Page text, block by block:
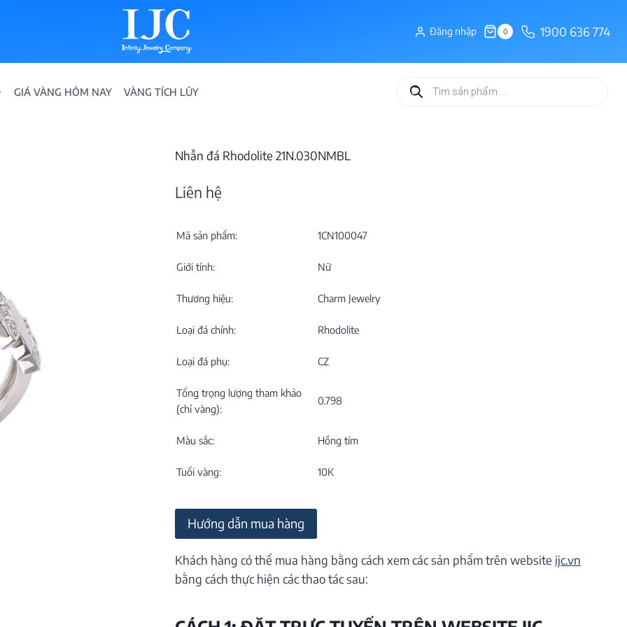
Đăng nhập 0 1900 636 774
GIÁ VÀNG HÔM NAY VÀNG TÍCH LŨY
Tìm
kiếm
Nhẫn đá Rhodolite 21N.030NMBL
Liên hệ
Mã sản phẩm: 1CN100047
Giới tính: Nữ
Thương hiệu: Charm Jewelry
Loại đá chính: Rhodolite
Loại đá phụ: CZ
Tổng trọng lượng tham khảo
(chỉ vàng):
0.798
Màu sắc: Hồng tím
Tuổi vàng: 10K
Hướng dẫn mua hàng
Khách hàng có thể mua hàng bằng cách xem các sản phẩm trên website ijc.vn
bằng cách thực hiện các thao tác sau: